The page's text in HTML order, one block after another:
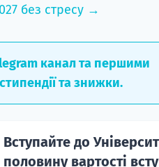
без стресу →
канал та першими
та знижки.
Вступайте до
половину вартості